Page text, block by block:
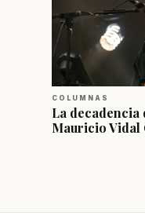
COLUMNAS
La decadencia
Mauricio Vidal